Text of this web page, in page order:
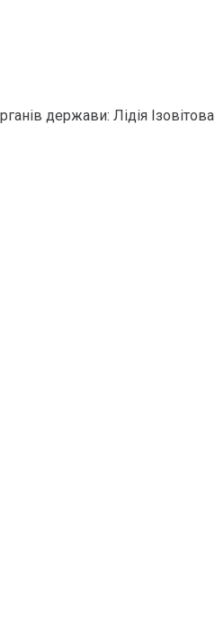
держави: Лідія Ізовітова